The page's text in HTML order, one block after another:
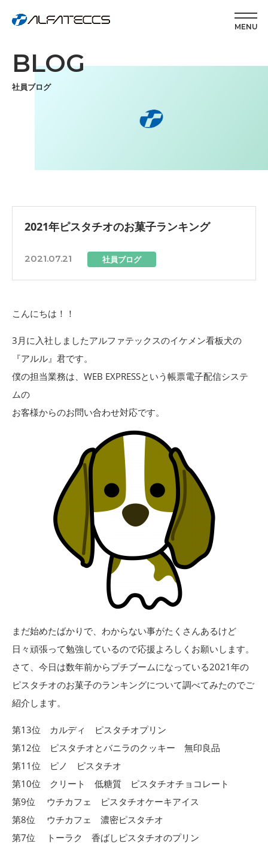
MENU
BLOG
社員ブログ
2021年ピスタチオのお菓子ランキング
2021.07.21 社員ブログ
こんにちは！！
3月に入社しましたアルファテックスのイケメン看板犬の
『アルル』君です。
僕の担当業務は、WEB EXPRESSという帳票電子配信システ
ムの
お客様からのお問い合わせ対応です。
まだ始めたばかりで、わからない事がたくさんあるけど
日々頑張って勉強しているので応援よろしくお願いします。
さて、今日は数年前からプチブームになっている2021年の
ピスタチオのお菓子のランキングについて調べてみたのでご
紹介します。
第13位 カルディ ピスタチオプリン
第12位 ピスタチオとバニラのクッキー 無印良品
第11位 ピノ ピスタチオ
第10位 クリート 低糖質 ピスタチオチョコレート
第9位 ウチカフェ ピスタチオケーキアイス
第8位 ウチカフェ 濃密ピスタチオ
第7位 トーラク 香ばしピスタチオのプリン